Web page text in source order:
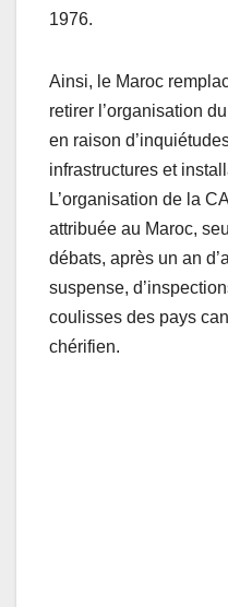
1976.
Ainsi, le Maroc
retirer l’organisation
en raison
infrastructures et
L’organisation de la
attribuée au Maroc,
débats, après un an
suspense,
coulisses des pays
chérifien.